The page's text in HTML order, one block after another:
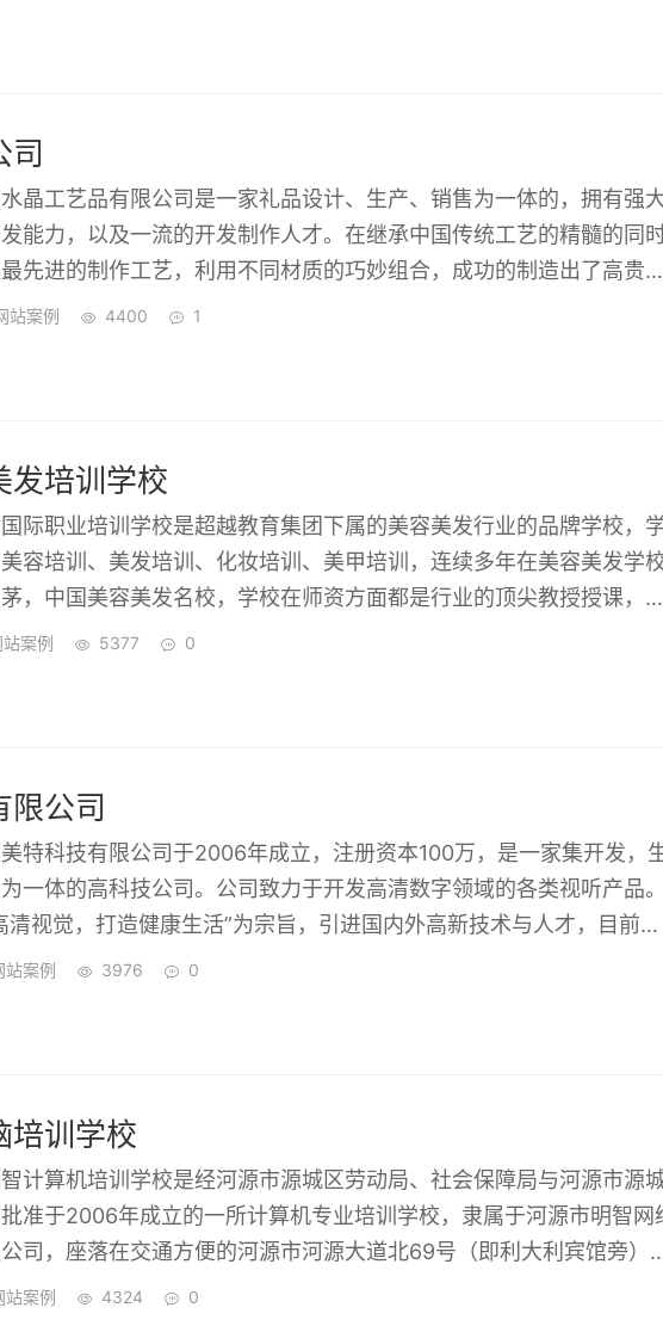
司
晶工艺品有限公司是一家礼品设计、生产、销售为一体的，拥有强
能力，以及一流的开发制作人才。在继承中国传统工艺的精髓的同
先进的制作工艺，利用不同材质的巧妙组合，成功的制造出了高贵典
伦的各种水晶会议礼品、水晶办公礼品、同学聚会纪念品、 水晶庆典
站案例 4400 1
发培训学校
际职业培训学校是超越教育集团下属的美容美发行业的品牌学校，
容培训、美发培训、化妆培训、美甲培训，连续多年在美容美发学
，中国美容美发名校，学校在师资方面都是行业的顶尖教授授课，办
坚持诚信办学，中途不收费，不推销产品，赢得广大学生的口碑赞美，
站案例 5377 0
限公司
特科技有限公司于2006年成立，注册资本100万，是一家集开发，
一体的高科技公司。公司致力于开发高清数字领域的各类视听产品。
清视觉，打造健康生活”为宗旨，引进国内外高新技术与人才，目前公
均为该领域专业技术人员，通过公司全方位的努力造就卓越的产品服务
站案例 3976 0
培训学校
计算机培训学校是经河源市源城区劳动局、社会保障局与河源市源
准于2006年成立的一所计算机专业培训学校，隶属于河源市明智网
司，座落在交通方便的河源市河源大道北69号（即利大利宾馆旁）
年由河源市源城区劳动和社会保障局指定的广东省河源市源城区再就
站案例 4324 0